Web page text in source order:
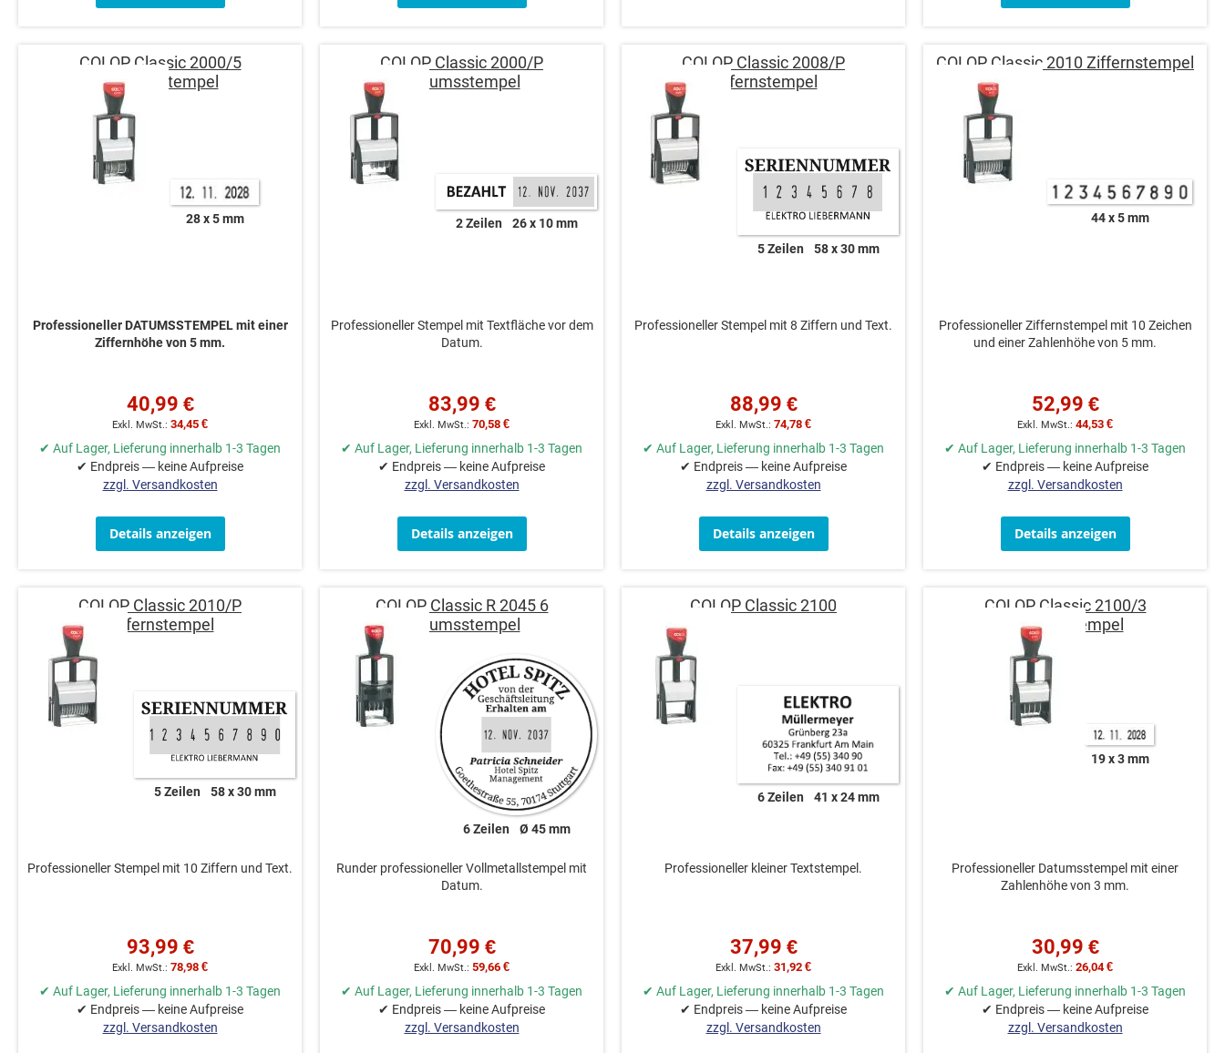
COLOP Classic 2000/5
Datumsstempel
28 x 5 mm
Professioneller DATUMSSTEMPEL mit einer
Ziffernhöhe von 5 mm.
40,99 €
34,45 €
✔ Auf Lager, Lieferung innerhalb 1-3 Tagen
✔ Endpreis — keine Aufpreise
zzgl. Versandkosten
Details anzeigen
COLOP Classic 2000/P
Datumsstempel
2 Zeilen 26 x 10 mm
Professioneller Stempel mit Textfläche vor dem
Datum.
83,99 €
70,58 €
✔ Auf Lager, Lieferung innerhalb 1-3 Tagen
✔ Endpreis — keine Aufpreise
zzgl. Versandkosten
Details anzeigen
COLOP Classic 2008/P
Ziffernstempel
5 Zeilen 58 x 30 mm
Professioneller Stempel mit 8 Ziffern und Text.
88,99 €
74,78 €
✔ Auf Lager, Lieferung innerhalb 1-3 Tagen
✔ Endpreis — keine Aufpreise
zzgl. Versandkosten
Details anzeigen
COLOP Classic 2010 Ziffernstempel
44 x 5 mm
Professioneller Ziffernstempel mit 10 Zeichen
und einer Zahlenhöhe von 5 mm.
52,99 €
44,53 €
✔ Auf Lager, Lieferung innerhalb 1-3 Tagen
✔ Endpreis — keine Aufpreise
zzgl. Versandkosten
Details anzeigen
COLOP Classic 2010/P
Ziffernstempel
5 Zeilen 58 x 30 mm
Professioneller Stempel mit 10 Ziffern und Text.
93,99 €
78,98 €
✔ Auf Lager, Lieferung innerhalb 1-3 Tagen
✔ Endpreis — keine Aufpreise
zzgl. Versandkosten
COLOP Classic R 2045 6
Datumsstempel
6 Zeilen Ø 45 mm
Runder professioneller Vollmetallstempel mit
Datum.
70,99 €
59,66 €
✔ Auf Lager, Lieferung innerhalb 1-3 Tagen
✔ Endpreis — keine Aufpreise
zzgl. Versandkosten
COLOP Classic 2100
6 Zeilen 41 x 24 mm
Professioneller kleiner Textstempel.
37,99 €
31,92 €
✔ Auf Lager, Lieferung innerhalb 1-3 Tagen
✔ Endpreis — keine Aufpreise
zzgl. Versandkosten
COLOP Classic 2100/3
Datumsstempel
19 x 3 mm
Professioneller Datumsstempel mit einer
Zahlenhöhe von 3 mm.
30,99 €
26,04 €
✔ Auf Lager, Lieferung innerhalb 1-3 Tagen
✔ Endpreis — keine Aufpreise
zzgl. Versandkosten